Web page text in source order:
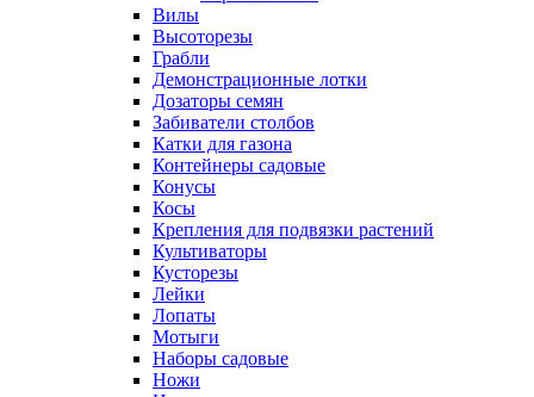
Вилы
Высоторезы
Грабли
Демонстрационные лотки
Дозаторы семян
Забиватели столбов
Катки для газона
Контейнеры садовые
Конусы
Косы
Крепления для подвязки растений
Культиваторы
Кусторезы
Лейки
Лопаты
Мотыги
Наборы садовые
Ножи